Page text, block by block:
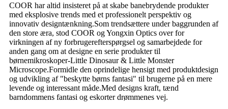
COOR har altid insisteret på at skabe banebrydende produkter
med eksplosive trends med et professionelt perspektiv og
innovativ designtænkning.Som trendsættere under baggrunden af
​​den store æra, stod COOR og Yongxin Optics over for
virkningen af ​​ny forbrugerefterspørgsel og samarbejdede for
anden gang om at designe en serie produkter til
børnemikroskoper-Little Dinosaur & Little Monster
Microscope.Formidle den oprindelige hensigt med produktdesign
og udvikling af "beskytte børns fantasi" til brugerne på en mere
levende og interessant måde.Med designs kraft, tænd
barndommens fantasi og eskorter drømmenes vej.